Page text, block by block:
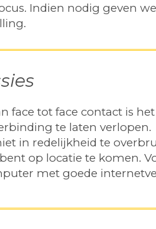
Indien nodig geven
face tot face contact is
te laten
in redelijkheid te
op locatie te komen.
met goede